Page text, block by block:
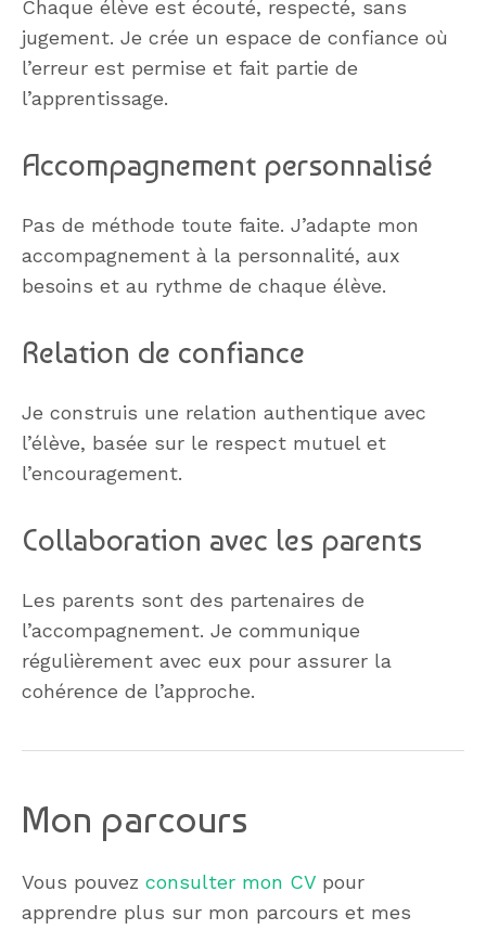
Chaque élève est écouté, respecté, sans
jugement. Je crée un espace de confiance où
l’erreur est permise et fait partie de
l’apprentissage.
Accompagnement personnalisé
Pas de méthode toute faite. J’adapte mon
accompagnement à la personnalité, aux
besoins et au rythme de chaque élève.
Relation de confiance
Je construis une relation authentique avec
l’élève, basée sur le respect mutuel et
l’encouragement.
Collaboration avec les parents
Les parents sont des partenaires de
l’accompagnement. Je communique
régulièrement avec eux pour assurer la
cohérence de l’approche.
Mon parcours
Vous pouvez consulter mon CV pour
apprendre plus sur mon parcours et mes